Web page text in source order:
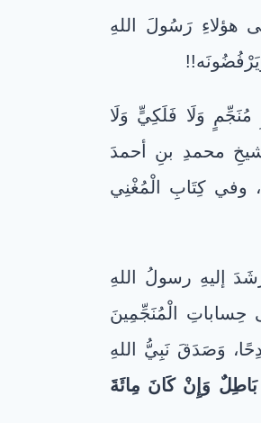
هؤلاءِ رَسُولَ اللهِ
مُنَجِّمٍ وَلَا فَلَكِيٍّ وَلَا
محمدِ بنِ أحمدَ
وفي كِتَابِ الْمُغْنِي
إليهِ رسولُ اللهِ
حِساباتِ الْمُنَجِّمِينَ
وَصَدَقَ نَبِيُّ اللهِ
وَإِنْ كَانَ مِائَةَ